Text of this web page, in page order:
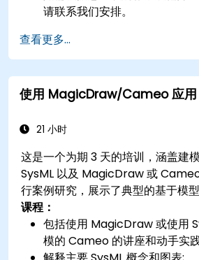
请联系我们安排。
查看更多...
使用 MagicDraw/Cameo 应用
21 小时
这是一个为期 3 天的培训，涵盖建模
SysML 以及 MagicDraw 或
行案例研究，展示了典型的基于模
课程：
包括使用 MagicDraw 或使用
模的 Cameo 的讲座和动手实